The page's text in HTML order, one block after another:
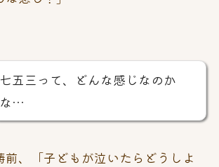
七五三って、どんな感じなのか
な…
前、「子どもが泣いたらどうしよ